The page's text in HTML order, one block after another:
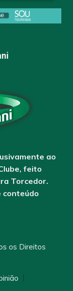
ao
feito
Torcedor.
conteúdo
os Direitos